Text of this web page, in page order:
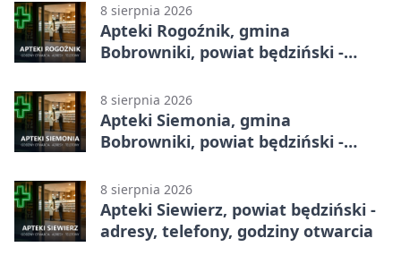
8 sierpnia 2026
Apteki Rogoźnik, gmina
Bobrowniki, powiat będziński -
8 sierpnia 2026
Apteki Siemonia, gmina
Bobrowniki, powiat będziński -
8 sierpnia 2026
Apteki Siewierz, powiat będziński -
adresy, telefony, godziny otwarcia